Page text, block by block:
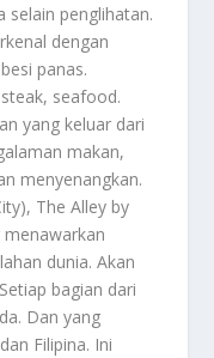
selain penglihatan.
dengan
panas.
seafood.
yang keluar dari
makan,
menyenangkan.
The Alley by
dunia. Akan
bagian dari
Dan yang
Filipina. Ini